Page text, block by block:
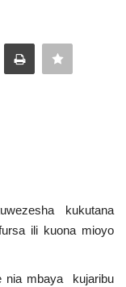
kukutana
ili kuona mioyo
nia mbaya kujaribu